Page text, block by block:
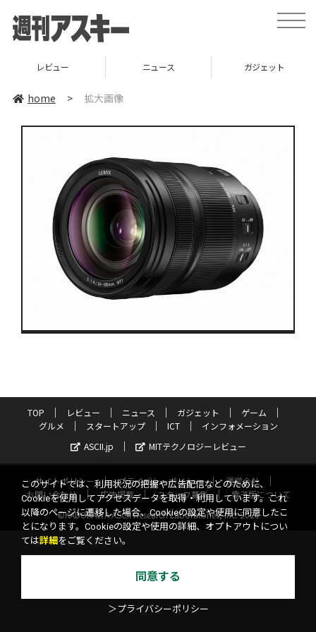
toggle
レビュー ニュース ガジェット
home > 拡大画像
TOP レビュー ニュース ガジェット
ゲーム
グルメ
スタートアップ ICT
インフォメーション
ASCII.jp
MITテクノロジーレビュー
サイトポリシー プライバシーポリシー
運営会社
お問い合わせ
広告掲載 スタッフ募集
電子版について
©KADOKAWA ASCII Research Laboratories, Inc. 2026
このサイトでは、利用状況の把握や広告配信などのために、
Cookieを使用してアクセスデータを取得・利用しています。これ
以降のページに遷移した場合、Cookieの設定や使用に同意したこ
とになります。Cookieの設定や使用の詳細、オプトアウトについ
ては詳細 をご覧ください。
同意する
＞プライバシーポリシー